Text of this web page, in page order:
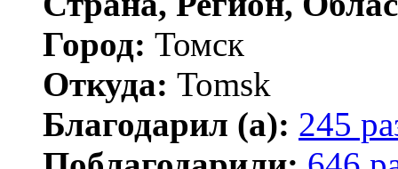
Город: Томск
Откуда: Tomsk
Благодарил (а): 245